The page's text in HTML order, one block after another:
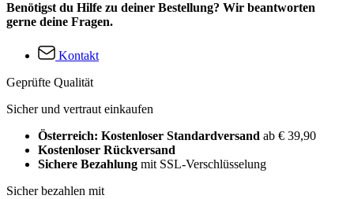
Benötigst du Hilfe zu deiner Bestellung? Wir beantworten
gerne deine Fragen.
Kontakt
Geprüfte Qualität
Sicher und vertraut einkaufen
Österreich: Kostenloser Standardversand ab € 39,90
Kostenloser Rückversand
Sichere Bezahlung mit SSL-Verschlüsselung
Sicher bezahlen mit